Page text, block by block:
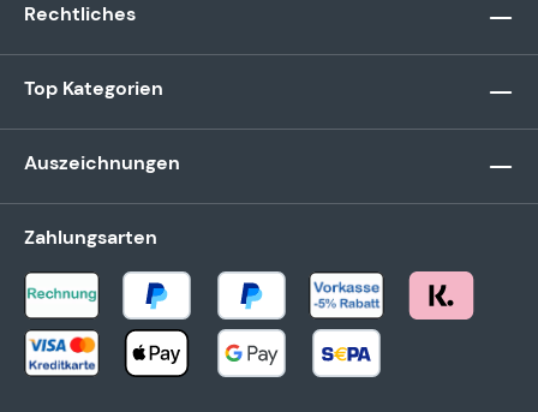
Rechtliches
Top Kategorien
Auszeichnungen
Zahlungsarten